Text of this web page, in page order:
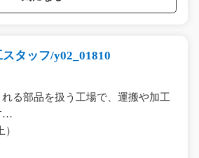
タッフ/y02_01810
る部品を扱う工場で、運搬や加工
…